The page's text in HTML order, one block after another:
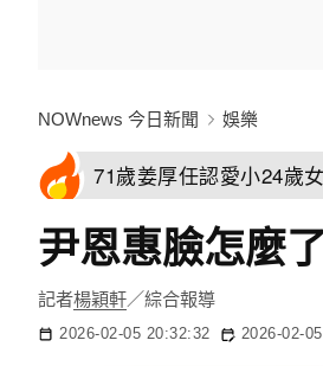
NOWnews 今日新聞 娛樂
71歲姜厚任認愛小24歲
尹恩惠臉怎麼
記者楊穎軒／綜合報導
2026-02-05 20:32:32 2026-02-